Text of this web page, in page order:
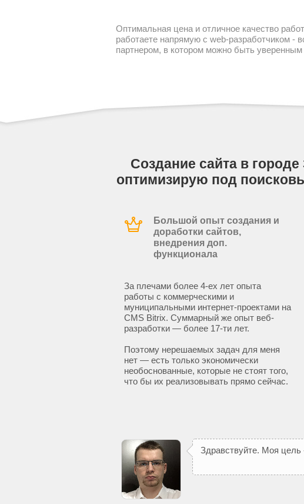
Оптимальная цена и отличное качество
работаете напрямую с web-разработчиком -
партнером, в котором можно быть уверенным
Создание сайта в
оптимизирую под
Большой опыт создания и
доработки сайтов,
внедрения доп.
функционала
За плечами более 4-ех лет опыта
работы с коммерческими и
муниципальными интернет-проектами на
CMS Bitrix. Суммарный же опыт веб-
разработки — более 17-ти лет.
Поэтому нерешаемых задач для меня
нет — есть только экономически
необоснованные, которые не стоят того,
что бы их реализовывать прямо сейчас.
Здравствуйте. Моя цель